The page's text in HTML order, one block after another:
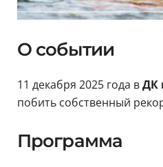
О событии
11 декабря 2025 года вДК
побить собственный
Программа